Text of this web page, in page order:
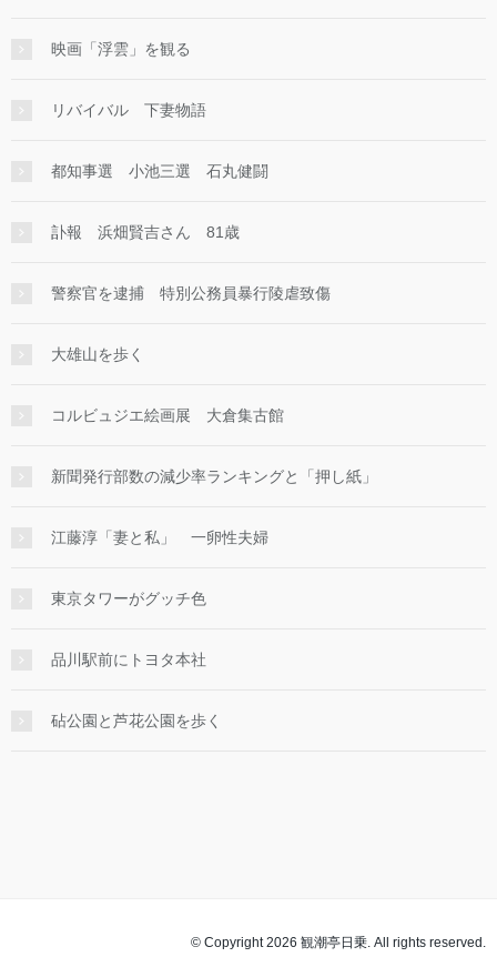
映画「浮雲」を観る
リバイバル 下妻物語
都知事選 小池三選 石丸健闘
訃報 浜畑賢吉さん 81歳
警察官を逮捕 特別公務員暴行陵虐致傷
大雄山を歩く
コルビュジエ絵画展 大倉集古館
新聞発行部数の減少率ランキングと「押し紙」
江藤淳「妻と私」 一卵性夫婦
東京タワーがグッチ色
品川駅前にトヨタ本社
砧公園と芦花公園を歩く
© Copyright 2026 観潮亭日乗. All rights reserved.